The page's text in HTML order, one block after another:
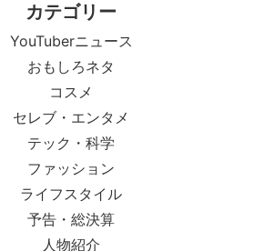
カテゴリー
YouTuberニュース
おもしろネタ
コスメ
セレブ・エンタメ
テック・科学
ファッション
ライフスタイル
予告・総決算
人物紹介